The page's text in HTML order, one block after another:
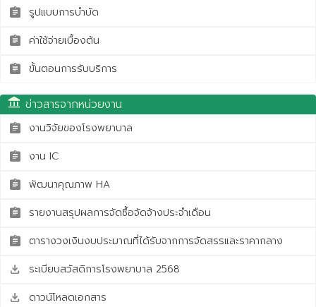
assignment รูปแบบการบำบัด
assignment ค่าใช้จ่ายเบื้องต้น
assignment ขั้นตอนการรับบริการ
account_balance ข่าวสารจากหน่วยงาน
assignment งานวิจัยของโรงพยาบาล
assignment งาน IC
assignment พัฒนาคุณภาพ HA
assignment รายงานสรุปผลการจัดซื้อจัดจ้างประจำเดือน
assignment ตารางวงเงินงบประมาณที่ได้รับจากการจัดสรรและราคากลาง
save_alt ระเบียบสวัสดิการโรงพยาบาล 2568
save_alt ดาวน์โหลดเอกสาร